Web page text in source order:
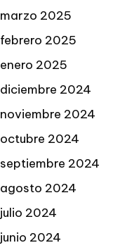
marzo 2025
febrero 2025
enero 2025
diciembre 2024
noviembre 2024
octubre 2024
septiembre 2024
agosto 2024
julio 2024
junio 2024